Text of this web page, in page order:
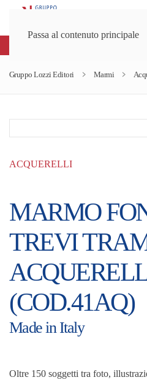
Passa al contenuto principale
Gruppo Lozzi Editori Marmi
ACQUERELLI
MARMO
TREVI
(COD.41AQ)
Made in Italy
Oltre 150 soggetti tra foto,